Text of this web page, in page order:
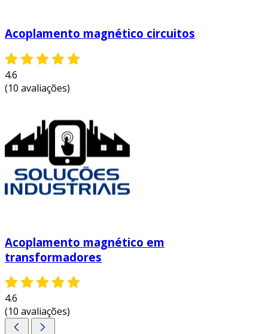
Acoplamento magnético circuitos
4.6
(10 avaliações)
Acoplamento magnético em
transformadores
4.6
(10 avaliações)